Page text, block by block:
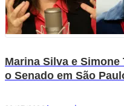
Marina Silva e
o Senado em São